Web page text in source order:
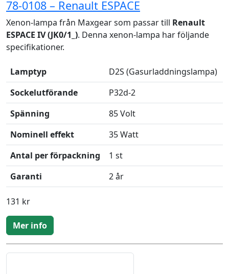
78-0108 – Renault ESPACE
Xenon-lampa från Maxgear som passar till Renault
ESPACE IV (JK0/1_). Denna xenon-lampa har följande
specifikationer.
Lamptyp
D2S (Gasurladdningslampa)
Sockelutförande
P32d-2
Spänning
85 Volt
Nominell effekt
35 Watt
Antal per förpackning
1 st
Garanti
2 år
131 kr
Mer info